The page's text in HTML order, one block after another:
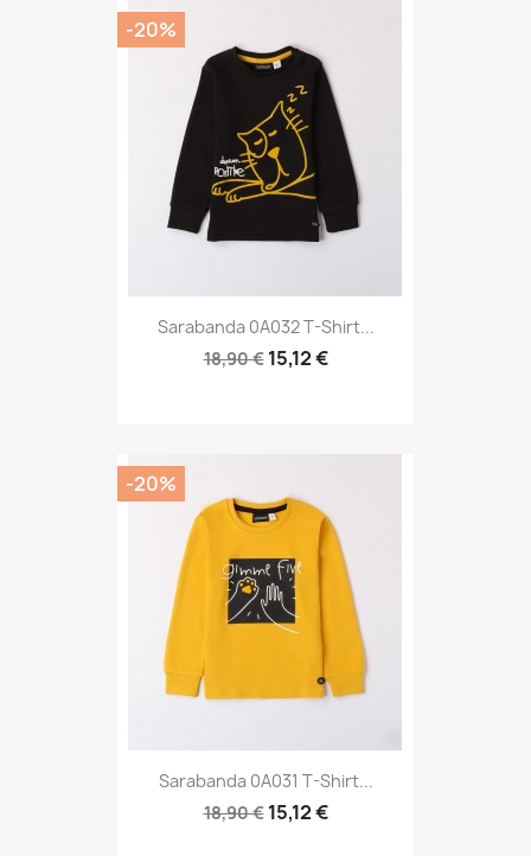
Sarabanda 0A032 T-Shirt...
18,90 € 15,12 €
-20%
Sarabanda 0A031 T-Shirt...
18,90 € 15,12 €
-20%